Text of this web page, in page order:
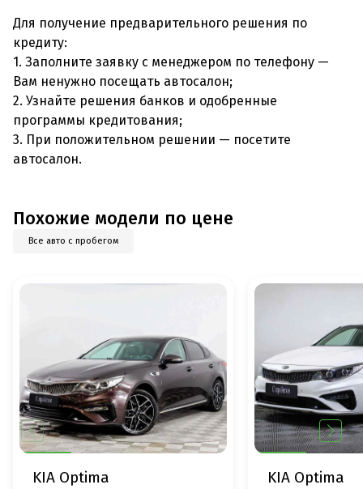
Для получение предварительного решения по
кредиту:
1. Заполните заявку с менеджером по телефону —
Вам ненужно посещать автосалон;
2. Узнайте решения банков и одобренные
программы кредитования;
3. При положительном решении — посетите
автосалон.
Похожие модели по цене
Все авто с пробегом
KIA Optima KIA Optima